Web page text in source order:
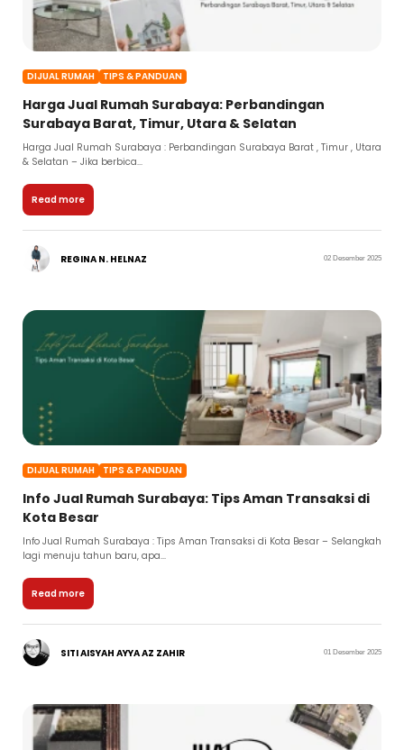
DIJUAL RUMAH TIPS & PANDUAN
Harga Jual Rumah Surabaya: Perbandingan
Surabaya Barat, Timur, Utara & Selatan
Harga Jual Rumah Surabaya : Perbandingan Surabaya Barat , Timur , Utara
& Selatan – Jika berbica...
Read more
REGINA N. HELNAZ 02 Desember 2025
DIJUAL RUMAH TIPS & PANDUAN
Info Jual Rumah Surabaya: Tips Aman Transaksi di
Kota Besar
Info Jual Rumah Surabaya : Tips Aman Transaksi di Kota Besar – Selangkah
lagi menuju tahun baru, apa...
Read more
SITI AISYAH AYYA AZ ZAHIR 01 Desember 2025